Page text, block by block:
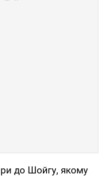
до Шойгу, якому